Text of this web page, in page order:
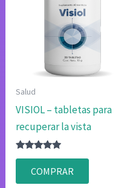
Salud
VISIOL – tabletas para
recuperar la vista
Valorado
4.75
de 5
COMPRAR